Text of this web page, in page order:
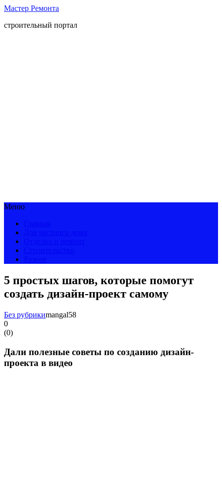
Мастер Ремонта
строительный портал
Меню
5 простых шагов, которые помогут
создать дизайн-проект самому
Без рубрикиmangal58
0
(0)
Дали полезные советы по созданию дизайн-
проекта в видео